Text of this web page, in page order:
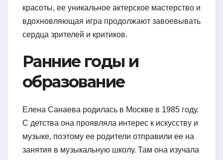
красоты, ее уникальное актерское мастерство и
вдохновляющая игра продолжают завоевывать
сердца зрителей и критиков.
Ранние годы и
образование
Елена Санаева родилась в Москве в 1985 году.
С детства она проявляла интерес к искусству и
музыке, поэтому ее родители отправили ее на
занятия в музыкальную школу. Там она изучала